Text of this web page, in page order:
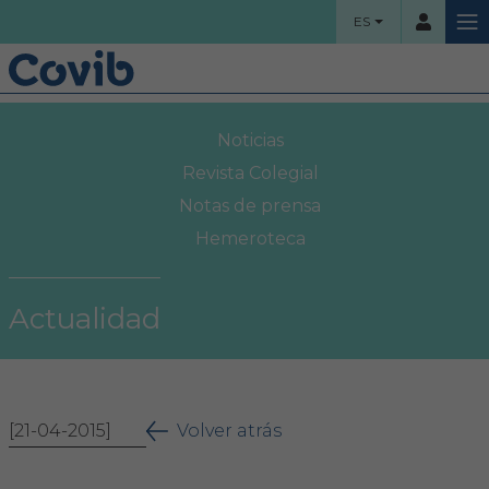
ES
HOME
Comisiones asesoras
Área Colegial
Noticias
Revista Colegial
Notas de prensa
Hemeroteca
Actualidad
[21-04-2015] Volver atrás